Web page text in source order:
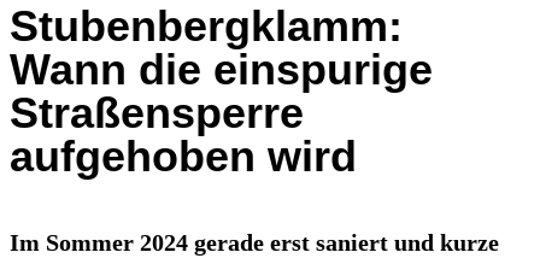
Stubenbergklamm:
Wann die einspurige
Straßensperre
aufgehoben wird
Im Sommer 2024 gerade erst saniert und kurze